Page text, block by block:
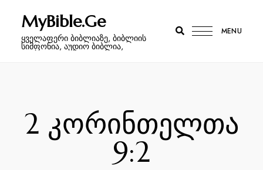
MyBible.Ge
ყველაფერი ბიბლიაზე, ბიბლიის
სიმფონია, აუდიო ბიბლია,
MENU
2 კორინთელთა
9:2